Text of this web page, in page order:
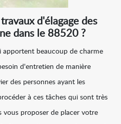
d'élagage des
dans le 88520 ?
apportent beaucoup de charme
d'entretien de manière
des personnes ayant les
à ces tâches qui sont très
vous proposer de placer votre